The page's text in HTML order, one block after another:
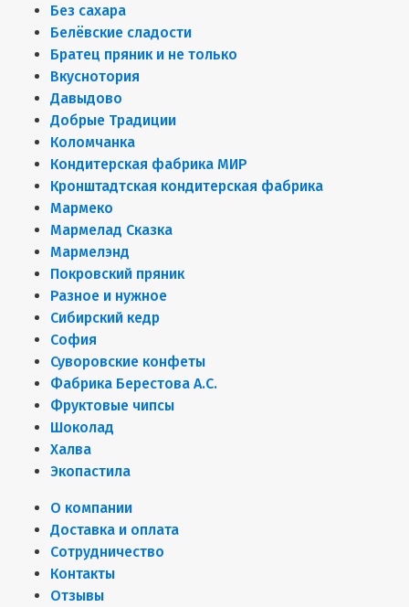
Без сахара
Белёвские сладости
Братец пряник и не только
Вкуснотория
Давыдово
Добрые Традиции
Коломчанка
Кондитерская фабрика МИР
Кронштадтская кондитерская фабрика
Мармеко
Мармелад Сказка
Мармелэнд
Покровский пряник
Разное и нужное
Сибирский кедр
София
Суворовские конфеты
Фабрика Берестова А.С.
Фруктовые чипсы
Шоколад
Халва
Экопастила
О компании
Доставка и оплата
Сотрудничество
Контакты
Отзывы